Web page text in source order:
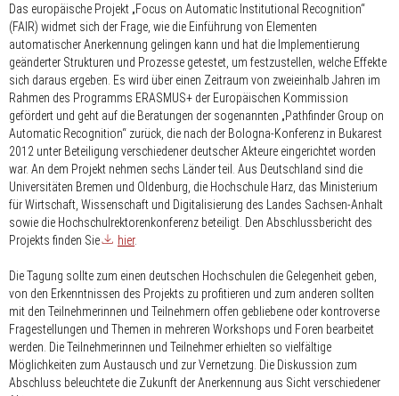
Das europäische Projekt „Focus on Automatic Institutional Recognition“
(FAIR) widmet sich der Frage, wie die Einführung von Elementen
automatischer Anerkennung gelingen kann und hat die Implementierung
geänderter Strukturen und Prozesse getestet, um festzustellen, welche Effekte
sich daraus ergeben. Es wird über einen Zeitraum von zweieinhalb Jahren im
Rahmen des Programms ERASMUS+ der Europäischen Kommission
gefördert und geht auf die Beratungen der sogenannten „Pathfinder Group on
Automatic Recognition“ zurück, die nach der Bologna-Konferenz in Bukarest
2012 unter Beteiligung verschiedener deutscher Akteure eingerichtet worden
war. An dem Projekt nehmen sechs Länder teil. Aus Deutschland sind die
Universitäten Bremen und Oldenburg, die Hochschule Harz, das Ministerium
für Wirtschaft, Wissenschaft und Digitalisierung des Landes Sachsen-Anhalt
sowie die Hochschulrektorenkonferenz beteiligt. Den Abschlussbericht des
Projekts finden Sie
hier.
Die Tagung sollte zum einen deutschen Hochschulen die Gelegenheit geben,
von den Erkenntnissen des Projekts zu profitieren und zum anderen sollten
mit den Teilnehmerinnen und Teilnehmern offen gebliebene oder kontroverse
Fragestellungen und Themen in mehreren Workshops und Foren bearbeitet
werden. Die Teilnehmerinnen und Teilnehmer erhielten so vielfältige
Möglichkeiten zum Austausch und zur Vernetzung. Die Diskussion zum
Abschluss beleuchtete die Zukunft der Anerkennung aus Sicht verschiedener